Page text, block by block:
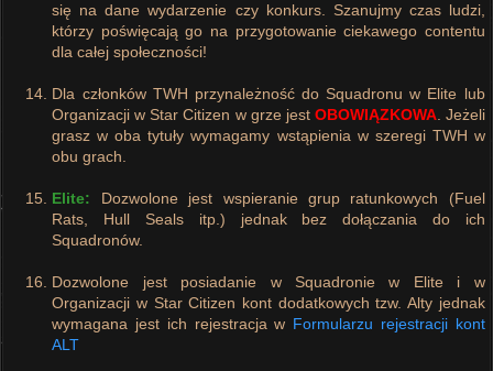
się na dane wydarzenie czy konkurs. Szanujmy czas ludzi,
którzy poświęcają go na przygotowanie ciekawego contentu
dla całej społeczności!
Dla członków TWH przynależność do Squadronu w Elite lub
Organizacji w Star Citizen w grze jest OBOWIĄZKOWA. Jeżeli
grasz w oba tytuły wymagamy wstąpienia w szeregi TWH w
obu grach.
Elite: Dozwolone jest wspieranie grup ratunkowych (Fuel
Rats, Hull Seals itp.) jednak bez dołączania do ich
Squadronów.
Dozwolone jest posiadanie w Squadronie w Elite i w
Organizacji w Star Citizen kont dodatkowych tzw. Alty jednak
wymagana jest ich rejestracja w Formularzu rejestracji kont
ALT